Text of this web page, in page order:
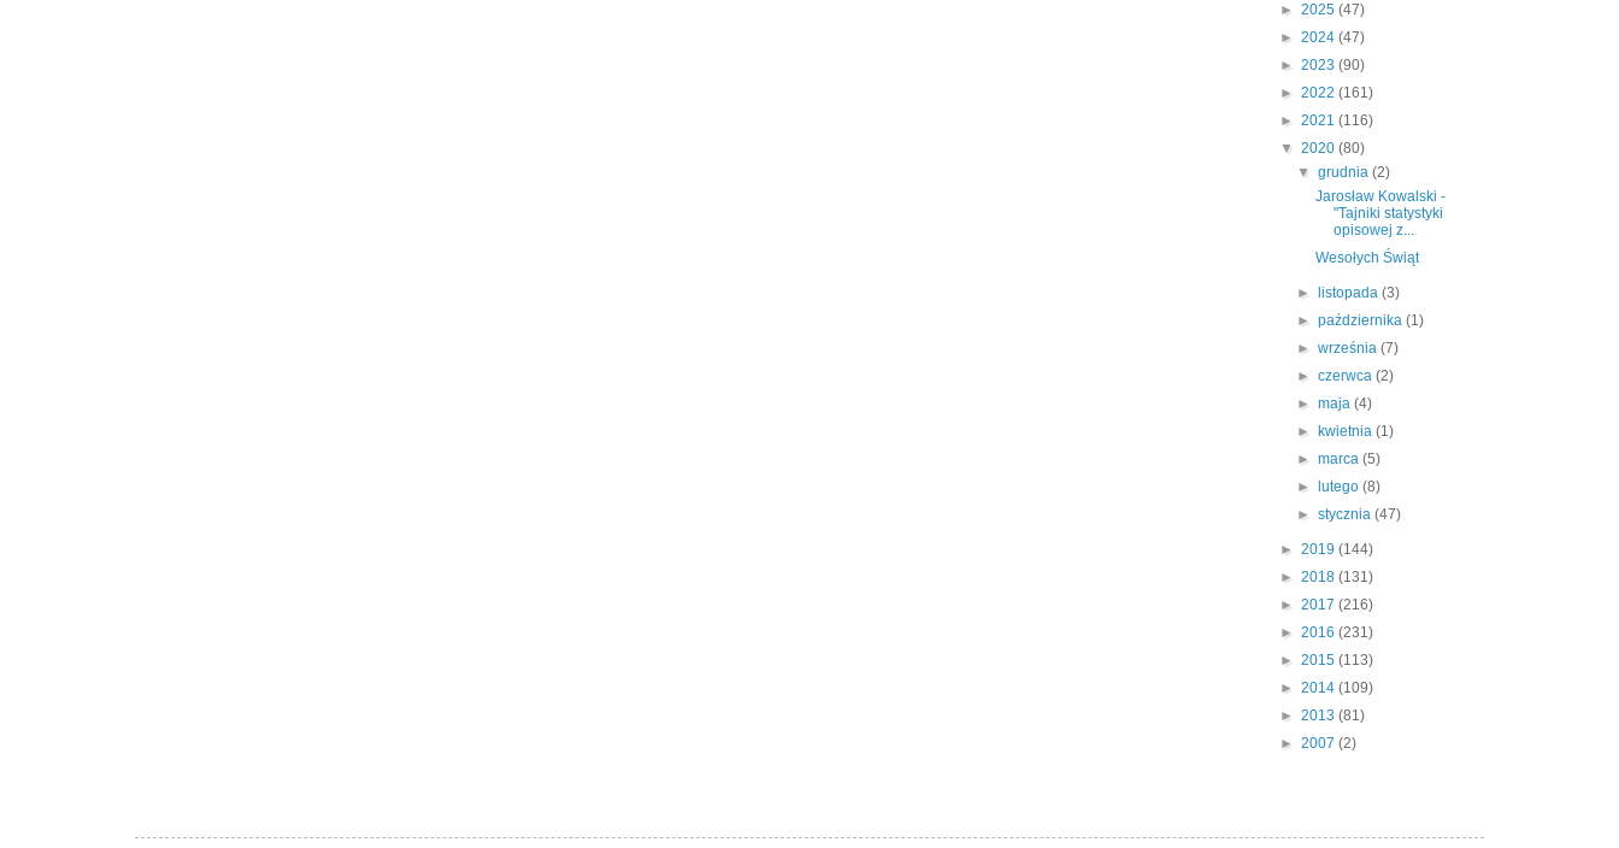
► 2025 (47)
► 2024 (47)
► 2023 (90)
► 2022 (161)
► 2021 (116)
▼ 2020 (80)
▼grudnia(2)
Jarosław Kowalski -
"Tajniki statystyki
opisowej z...
Wesołych Świąt
► listopada(3)
►października(1)
►września(7)
►czerwca(2)
►maja(4)
►
kwietnia(1)
►marca(5)
►
lutego(8)
►stycznia(47)
► 2019 (144)
► 2018 (131)
► 2017 (216)
► 2016 (231)
► 2015 (113)
► 2014 (109)
► 2013 (81)
► 2007 (2)